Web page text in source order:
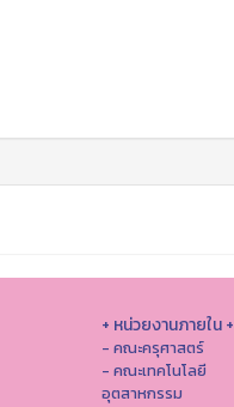
+ หน่วยงานภายใน +
- คณะครุศาสตร์
- คณะเทคโนโลยี
อุตสาหกรรม